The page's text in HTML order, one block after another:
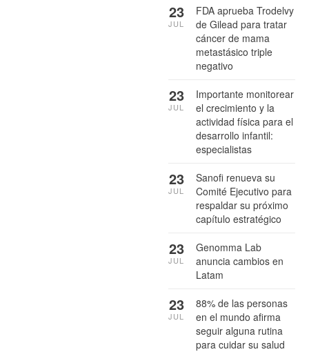
FDA aprueba Trodelvy
de Gilead para tratar
cáncer de mama
metastásico triple
negativo
23
JUL
Importante monitorear
el crecimiento y la
actividad física para el
desarrollo infantil:
especialistas
23
JUL
Sanofi renueva su
Comité Ejecutivo para
respaldar su próximo
capítulo estratégico
23
JUL
Genomma Lab
anuncia cambios en
Latam
23
JUL
88% de las personas
en el mundo afirma
seguir alguna rutina
para cuidar su salud
23
JUL